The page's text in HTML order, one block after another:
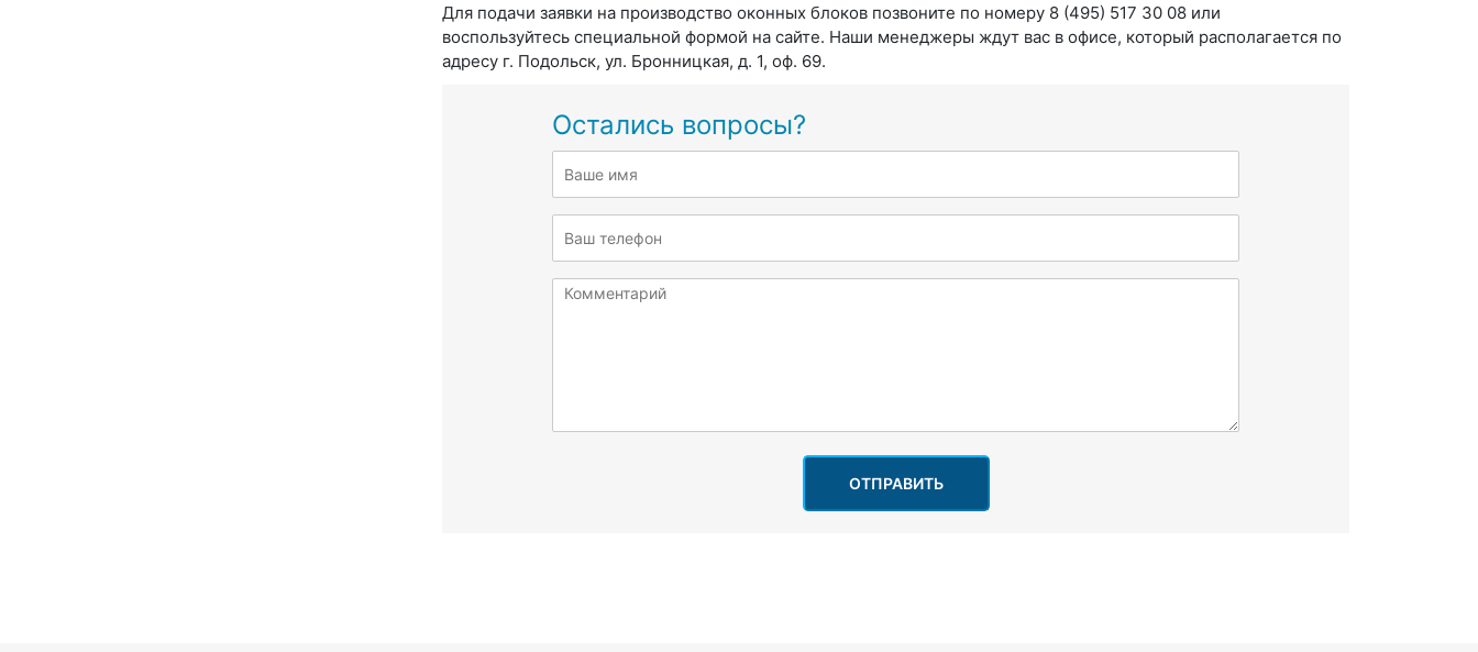
Для подачи заявки на производство оконных блоков позвоните по номеру 8 (495) 517 30 08 или
воспользуйтесь специальной формой на сайте. Наши менеджеры ждут вас в офисе, который располагается по
адресу г. Подольск, ул. Бронницкая, д. 1, оф. 69.
Остались вопросы?
ОТПРАВИТЬ